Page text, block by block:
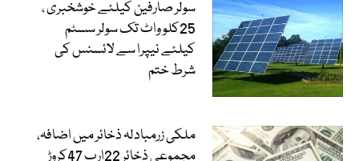
سولر صارفین کیلئے خوشخبری ،
25کلو واٹ تک سولر سسٹم
کیلئے نیپرا سے لائسنس کی
شرط ختم
ملکی زرمبادلہ ذخائر میں اضافہ،
مجموعی ذخائر 22ارب 47کروڑ